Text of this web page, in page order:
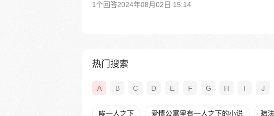
1个回答2024年08月02日 15:14
热门搜索
A B C D E F G H I J
唉一人之下 爱情公寓里有一人之下的小说 暗